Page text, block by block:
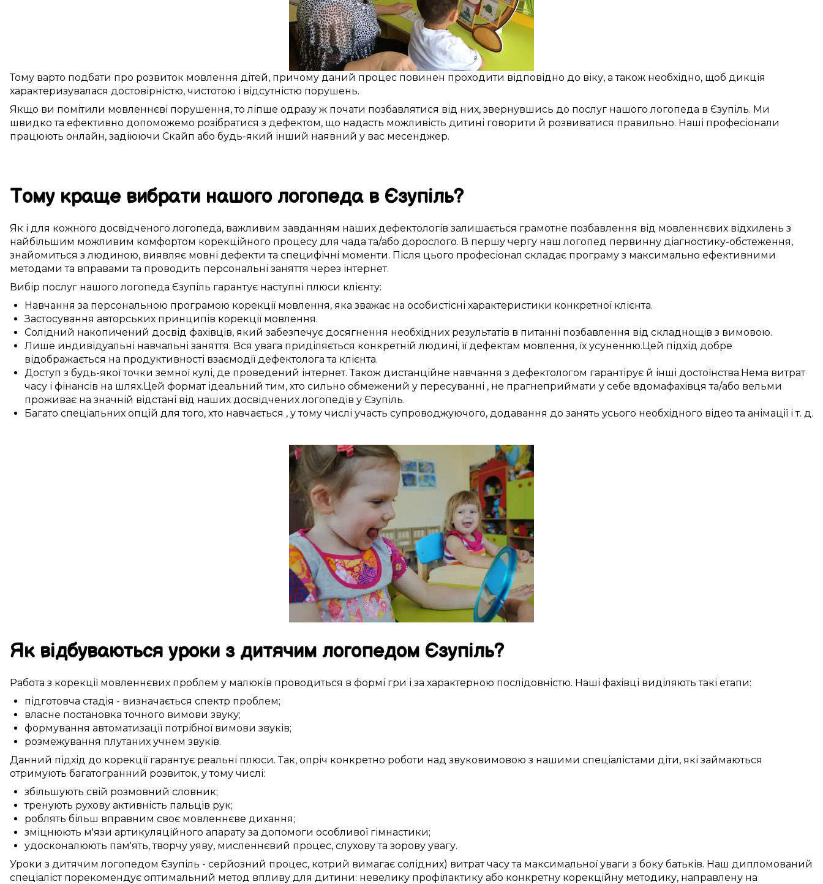
Тому варто подбати про розвиток мовлення дітей, причому даний процес повинен проходити відповідно до віку, а також необхідно, щоб дикція
характеризувалася достовірністю, чистотою і відсутністю порушень.
Якщо ви помітили мовленнєві порушення, то ліпше одразу ж почати позбавлятися від них, звернувшись до послуг нашого логопеда в Єзупіль. Ми
швидко та ефективно допоможемо розібратися з дефектом, що надасть можливість дитині говорити й розвиватися правильно. Наші професіонали
працюють онлайн, задіюючи Скайп або будь-який інший наявний у вас месенджер.
Тому кращевибрати нашого логопеда в Єзупіль?
Як і для кожного досвідченого логопеда, важливим завданням наших дефектологів залишається грамотне позбавлення від мовленнєвих відхилень з
найбільшим можливим комфортом корекційного процесу для чада та/або дорослого. В першу чергу наш логопед первинну діагностику-обстеження,
знайомиться з людиною, виявляє мовні дефекти та специфічні моменти. Після цього професіонал складає програму з максимально ефективними
методами та вправами та проводить персональні заняття через інтернет.
Вибір послуг нашого логопеда Єзупіль гарантує наступні плюси клієнту:
Навчання за персональною програмою корекції мовлення, яка зважає на особистісні характеристики конкретної клієнта.
Застосування авторських принципів корекції мовлення.
Солідний накопичений досвід фахівців, який забезпечує досягнення необхідних результатів в питанні позбавлення від складнощів з вимовою.
Лише индивідуальні навчальні заняття. Вся увага приділяється конкретній людині, її дефектам мовлення, їх усуненню.Цей підхід добре
відображається на продуктивності взаємодії дефектолога та клієнта.
Доступ з будь-якої точки земної кулі, де проведений інтернет.Також дистанційне навчання з дефектологом гарантірує й інші достоїнства.Нема витрат
часу і фінансів на шлях.Цей формат ідеальний тим, хто сильно обмежений у пересуванні , не прагнеприймати у себе вдомафахівця та/або вельми
проживає на значній відстані від наших досвідчених логопедів у Єзупіль.
Багато спеціальних опцій длятого, хто навчається , у тому числі участь супроводжуючого, додавання до занять усього необхідного відео та анімації і т. д.
Як відбуваються уроки з дитячим логопедом Єзупіль?
Работа з корекції мовленнєвих проблем у малюків проводиться в формі гри і за характерною послідовністю. Наші фахівці виділяютьтакі етапи:
підготовча стадія - визначається спектр проблем;
власне постановкаточного вимови звуку;
формування автоматизації потрібної вимови звуків;
розмежування плутаних учнем звуків.
Данний підхід до корекції гарантує реальні плюси. Так, опріч конкретно роботи над звуковимовою з нашими спеціалістами діти, які займаються
отримують багатогранний розвиток, у тому числі:
збільшують свій розмовний словник;
тренують рухову активність пальців рук;
роблять більш вправним своє мовленнєве дихання;
зміцнюють м'язи артикуляційного апарату за допомоги особливої гімнастики;
удосконалюють пам'ять,творчу уяву, мисленнєвий процес, слухову та зорову увагу.
Уроки з дитячим логопедом Єзупіль - серйозний процес, котрий вимагає солідних) витрат часута максимальної уваги з боку батьків. Наш дипломований
спеціаліст порекомендує оптимальний метод впливу для дитини: невелику профілактику або конкретну корекційну методику, направлену на